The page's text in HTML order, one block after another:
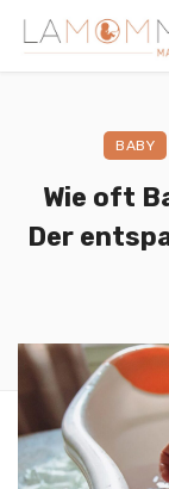
BABY
Wie oft
Der